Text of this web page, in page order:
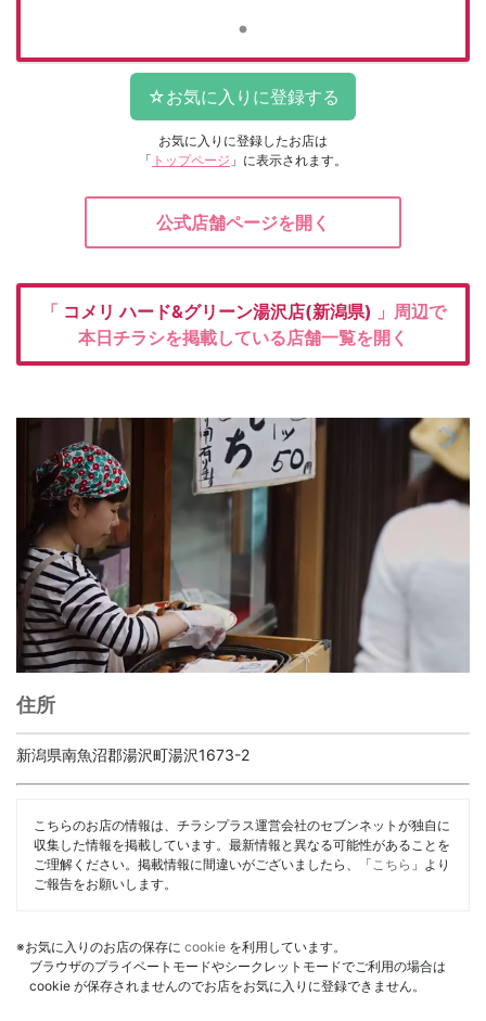
お気に入りに登録したお店は
「 トップページ 」に表示されます。
公式店舗ページを開く
「 コメリハード&グリーン湯沢店(新潟県) 」周辺で
本日チラシを掲載している店舗一覧を開く
住所
新潟県南魚沼郡湯沢町湯沢1673-2
こちらのお店の情報は、チラシプラス運営会社のセブンネットが独自に
収集した情報を掲載しています。最新情報と異なる可能性があることを
ご理解ください。掲載情報に間違いがございましたら、「 こちら 」より
ご報告をお願いします。
※お気に入りのお店の保存に cookie を利用しています。
ブラウザのプライベートモードやシークレットモードでご利用の場合は
cookie が保存されませんのでお店をお気に入りに登録できません。